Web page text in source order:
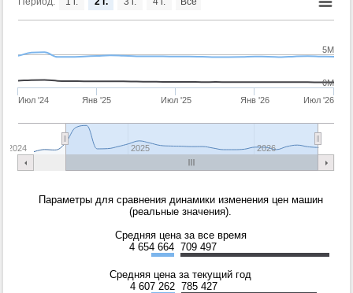
Июл '24 Янв '25 Июл '25 Янв '26 Июл '26
2025 2026
2024
0M
5M
Параметры для сравнения динамики изменения цен машин
(реальные значения).
Средняя цена за все время
4 654 664 709 497
Средняя цена за текущий год
4 607 262 785 427